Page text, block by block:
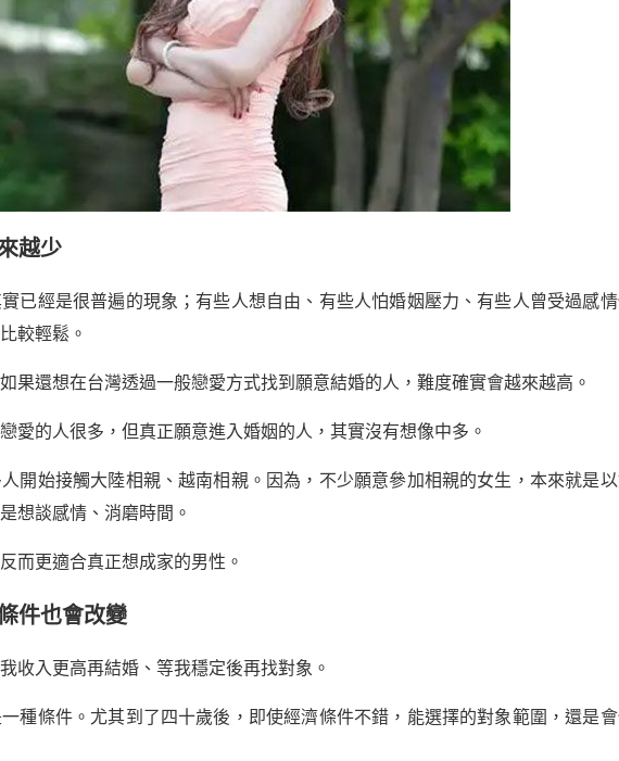
越少
已經是很普遍的現象；有些人想自由、有些人怕婚姻壓力、有些人曾受過感
較輕鬆。
果還想在台灣透過一般戀愛方式找到願意結婚的人，難度確實會越來越高。
愛的人很多，但真正願意進入婚姻的人，其實沒有想像中多。
開始接觸大陸相親、越南相親。因為，不少願意參加相親的女生，本來就是
想談感情、消磨時間。
而更適合真正想成家的男性。
件也會改變
收入更高再結婚、等我穩定後再找對象。
種條件。尤其到了四十歲後，即使經濟條件不錯，能選擇的對象範圍，還是